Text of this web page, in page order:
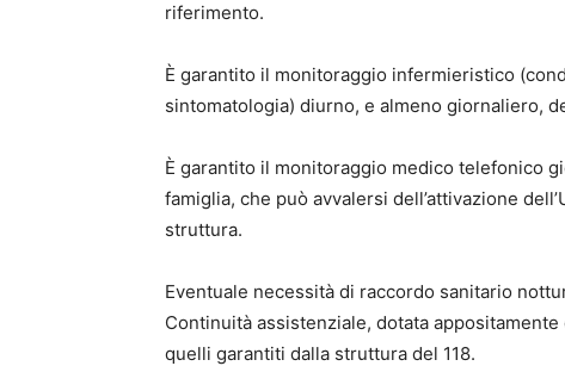
riferimento.
È garantito il monitoraggio infermieristico
sintomatologia) diurno, e almeno giornaliero,
È garantito il monitoraggio medico telefonico
famiglia, che può avvalersi dell’attivazione
struttura.
Eventuale necessità di raccordo sanitario
Continuità assistenziale, dotata
quelli garantiti dalla struttura del 118.